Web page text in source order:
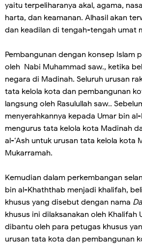
yaitu terpeliharanya akal, agama,
harta, dan keamanan. Alhasil akan
dan keadilan di tengah-tengah umat
Pembangunan dengan konsep Islam
oleh Nabi Muhammad saw., ketika
negara di Madinah. Seluruh urusan
tata kelola kota dan pembangunan
langsung oleh Rasulullah saw..
menyerahkannya kepada Umar bin
mengurus tata kelola kota Madinah
al-‘Ash untuk urusan tata kelola kota
Mukarramah.
Kemudian dalam perkembangan
bin al-Khaththab menjadi khalifah,
khusus yang disebut dengan nama
khusus ini dilaksanakan oleh Khalifah
dibantu oleh para petugas khusus
urusan tata kota dan pembangunan